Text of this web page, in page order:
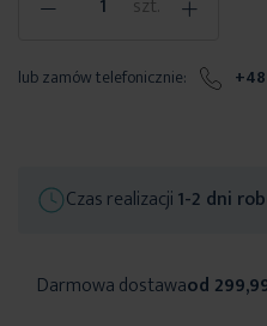
lub zamów telefonicznie:
Czas realizacji1-2 dni
Darmowa dostawaod